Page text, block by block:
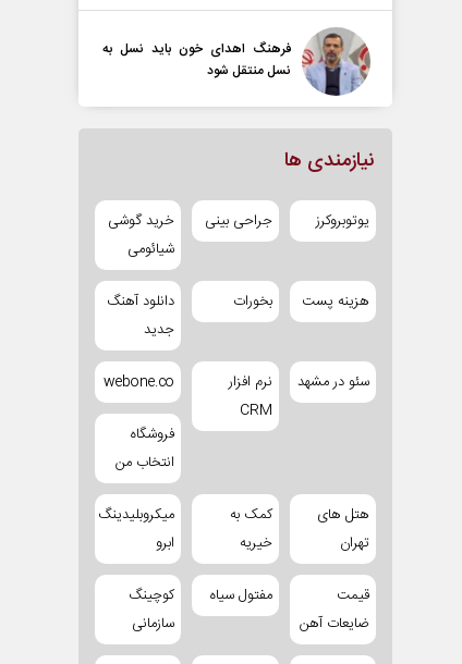
فرهنگ اهدای خون باید نسل به
نسل منتقل شود
نیازمندی ها
یوتوبروکرز جراحی بینی
خرید گوشی
شیائومی
هزینه پست بخورات
دانلود آهنگ
جدید
سئو در مشهد
نرم افزار
CRM
webone.co
فروشگاه
انتخاب من
هتل های
تهران
کمک به
خیریه
میکروبلیدینگ
ابرو
قیمت
ضایعات آهن
مفتول سیاه
کوچینگ
سازمانی